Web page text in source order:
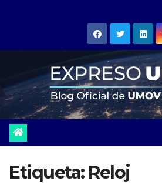
Etiqueta: Reloj